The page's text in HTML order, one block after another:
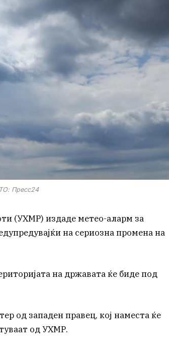
Пресс24
(УХМР) издаде метео-аларм за
на сериозна промена на
на државата ќе биде под
од западен правец, кој наместа ќе
од УХМР.